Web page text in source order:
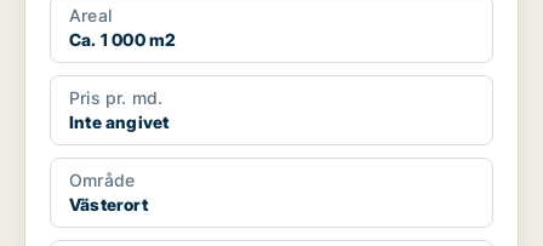
Areal
Ca. 1 000 m2
Pris pr. md.
Inte angivet
Område
Västerort